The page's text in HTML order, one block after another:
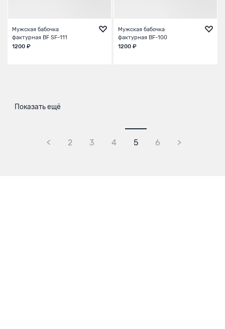
Мужская бабочка
фактурная BF SF-111
1200 ₽
Мужская бабочка
фактурная BF-100
1200 ₽
Показать ещё
< 2 3 4 5 6 >